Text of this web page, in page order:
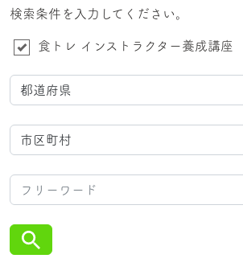
検索条件を入力してください。
食トレ インストラクター養成講座